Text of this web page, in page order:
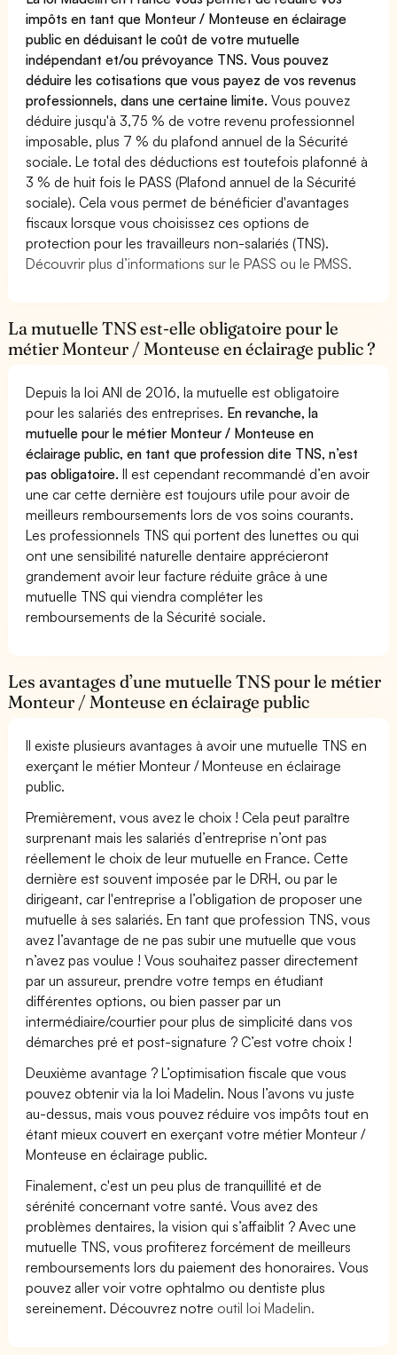
impôts en tant que Monteur / Monteuse en éclairage
public en déduisant le coût de votre mutuelle
indépendant et/ou prévoyance TNS. Vous pouvez
déduire les cotisations que vous payez de vos revenus
professionnels, dans une certaine limite.Vous pouvez
déduire jusqu'à 3,75 % de votre revenu professionnel
imposable, plus 7 % du plafond annuel de la Sécurité
sociale. Le total des déductions est toutefois plafonné à
3 % de huit fois le PASS (Plafond annuel de la Sécurité
sociale). Cela vous permet de bénéficier d'avantages
fiscaux lorsque vous choisissez ces options de
protection pour les travailleurs non-salariés (TNS).
Découvrir plus d’informations sur le PASS ou le PMSS.
La mutuelle TNS est-elle obligatoire pour le
métier Monteur / Monteuse en éclairage public ?
Depuis la loi ANI de 2016, la mutuelle est obligatoire
pour les salariés des entreprises. En revanche, la
mutuelle pour le métier Monteur / Monteuse en
éclairage public, en tant que profession dite TNS, n’est
pas obligatoire.Il est cependant recommandé d’en avoir
une car cette dernière est toujours utile pour avoir de
meilleurs remboursements lors de vos soins courants.
Les professionnels TNS qui portent des lunettes ou qui
ont une sensibilité naturelle dentaire apprécieront
grandement avoir leur facture réduite grâce à une
mutuelle TNS qui viendra compléter les
remboursements de la Sécurité sociale.
Les avantages d’une mutuelle TNS pour le métier
Monteur / Monteuse en éclairage public
Il existe plusieurs avantages à avoir une mutuelle TNS en
exerçant le métier Monteur / Monteuse en éclairage
public.
Premièrement, vous avez le choix ! Cela peut paraître
surprenant mais les salariés d’entreprise n’ont pas
réellement le choix de leur mutuelle en France. Cette
dernière est souvent imposée par le DRH, ou par le
dirigeant, car l'entreprise a l’obligation de proposer une
mutuelle à ses salariés. En tant que profession TNS, vous
avez l’avantage de ne pas subir une mutuelle que vous
n’avez pas voulue ! Vous souhaitez passer directement
par un assureur, prendre votre temps en étudiant
différentes options, ou bien passer par un
intermédiaire/courtier pour plus de simplicité dans vos
démarches pré et post-signature ? C’est votre choix !
Deuxième avantage ? L’optimisation fiscale que vous
pouvez obtenir via la loi Madelin. Nous l’avons vu juste
au-dessus, mais vous pouvez réduire vos impôts tout en
étant mieux couvert en exerçant votre métier Monteur /
Monteuse en éclairage public.
Finalement, c'est un peu plus de tranquillité et de
sérénité concernant votre santé. Vous avez des
problèmes dentaires, la vision qui s’affaiblit ? Avec une
mutuelle TNS, vous profiterez forcément de meilleurs
remboursements lors du paiement des honoraires. Vous
pouvez aller voir votre ophtalmo ou dentiste plus
sereinement. Découvrez notre outil loi Madelin.